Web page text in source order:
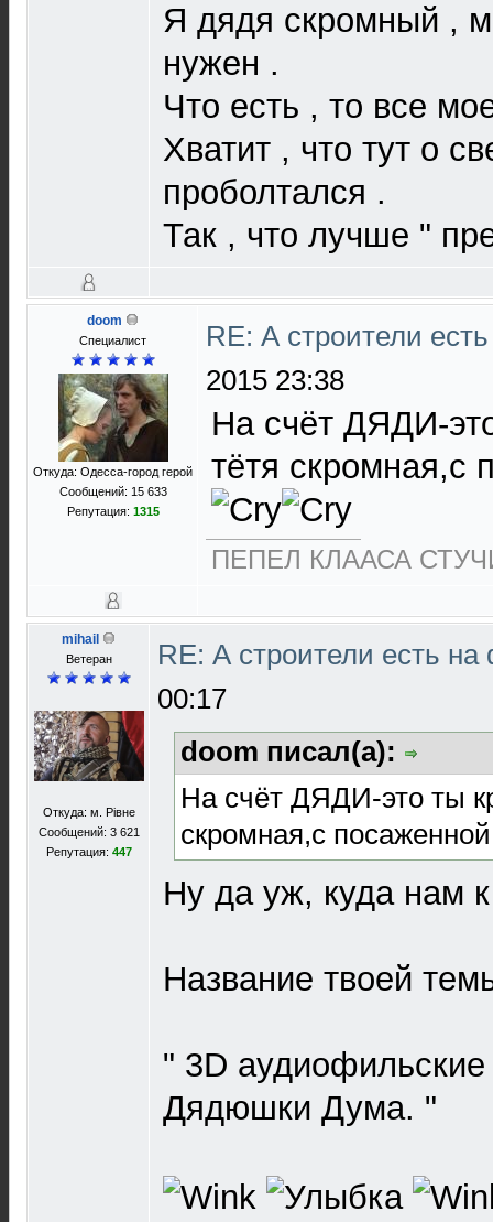
Я дядя скромный ,
нужен .
Что есть , то все
Хватит , что тут о
проболтался .
Так , что лучше "
doom
Специалист
Откуда: Одесса-город герой
Сообщений: 15 633
Репутация: 1315
RE: А строители
2015 23:38
На счёт ДЯДИ-
тётя скромная,с
ПЕПЕЛ КЛААСА
mihail
Ветеран
Откуда: м. Рівне
Сообщений: 3 621
Репутация: 447
RE: А строители есть
00:17
doom писал(а):
На счёт ДЯДИ-это ты
скромная,с
Ну да уж, куда нам
Название твоей
" 3D
Дядюшки Дума. "